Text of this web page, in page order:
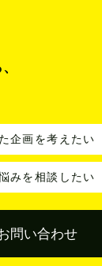
企画を考えたい
みを相談したい
問い合わせ